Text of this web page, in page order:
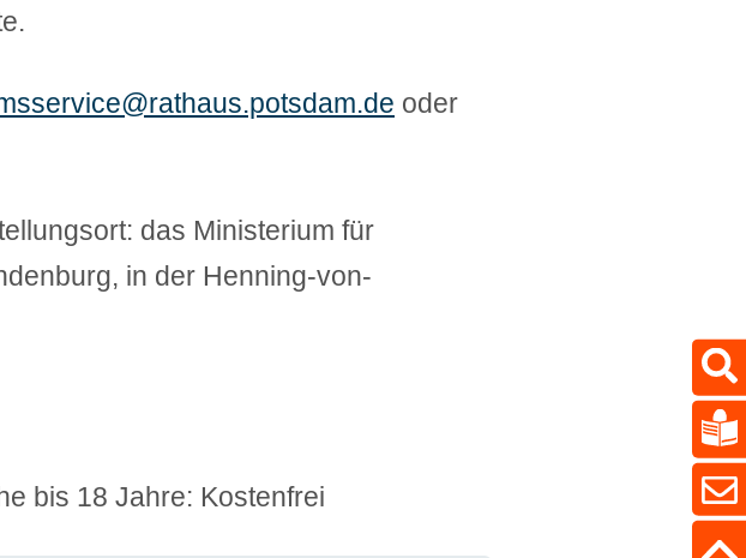
oder
das Ministerium für
in der Henning-von-
bis 18 Jahre: Kostenfrei